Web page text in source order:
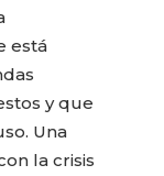
está
y que
Una
la crisis